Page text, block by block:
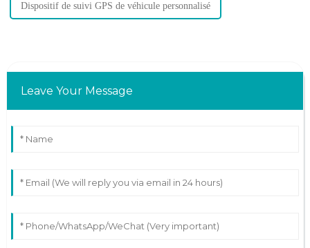
Dispositif de suivi GPS de véhicule personnalisé
Leave Your Message